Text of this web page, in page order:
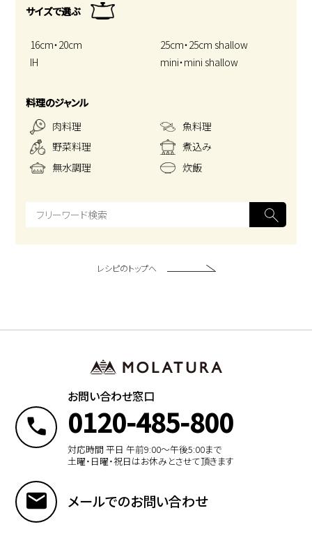
サイズで選ぶ
16cm・20cm
25cm・25cm shallow
IH
mini・mini shallow
料理のジャンル
肉料理
魚料理
野菜料理
煮込み
無水調理
炊飯
レシピのトップへ
お問い合わせ窓口
0120-485-800
対応時間 平日 午前9:00〜午後5:00まで
土曜・日曜・祝日はお休みとさせて頂きます
メールでのお問い合わせ